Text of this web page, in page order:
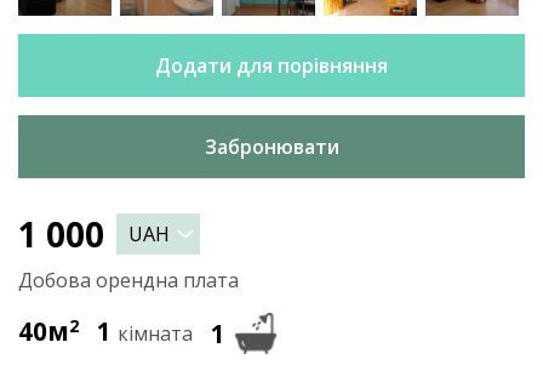
Додати для порівняння
Забронювати
1 000
Добова орендна плата
40м2 1 кімната 1